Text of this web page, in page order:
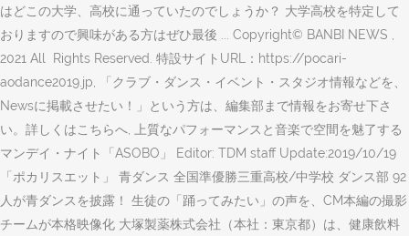
はどこの大学、高校に通っていたのでしょうか？ 大学高校を特定して
おりますので興味がある方はぜひ最後 ... Copyright© BANBI NEWS ,
2021 All Rights Reserved. 特設サイトURL：https://pocari-
aodance2019.jp, 「クラブ・ダンス・イベント・スタジオ情報などを、
Newsに掲載させたい！」という方は、編集部まで情報をお寄せ下さ
い。詳しくはこちらへ, 上質なパフォーマンスと音楽で空間を魅了する
マンデイ・ナイト「ASOBO」 Editor: TDM staff Update:2019/10/19
「ポカリスエット」 青ダンス 全国準優勝三重高校/中学校 ダンス部 92
人が青ダンスを披露！ 生徒の「踊ってみたい」の声を、CM本編の撮影
チームが本格映像化 大塚製薬株式会社（本社：東京都）は、健康飲料